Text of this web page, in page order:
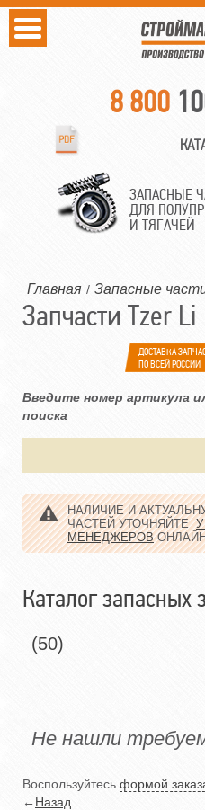
8 800
ЗАПАСНЫЕ
ДЛЯ
И ТЯГАЧЕЙ
Главная / Запасные
Запчасти Tzer Li
ДОСТАВКА
ПО ВСЕЙ РОССИИ
Введите номер артикула
поиска
НАЛИЧИЕ И
ЧАСТЕЙ УТОЧНЯЙТЕ
МЕНЕДЖЕРОВОНЛАЙН
Каталог запасных
(50)
Не нашли
Воспользуйтесь формой
←Назад